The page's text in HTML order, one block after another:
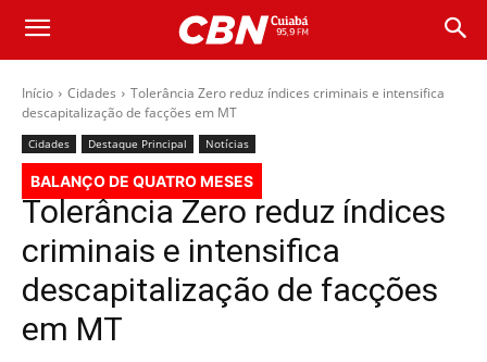
Início Cidades
Tolerância Zero reduz índices criminais e intensifica
descapitalização de facções em MT
Cidades Destaque Principal Notícias
BALANÇO DE QUATRO MESES
Tolerância Zero reduz índices
criminais e intensifica
descapitalização de facções
em MT